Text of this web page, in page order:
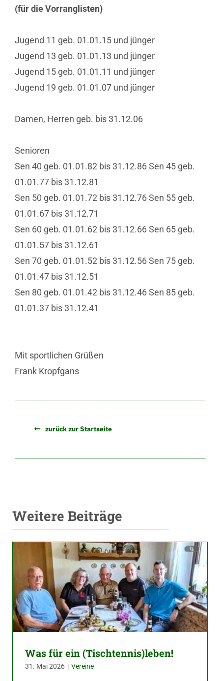
(für die Vorranglisten)
Jugend 11 geb. 01.01.15 und jünger
Jugend 13 geb. 01.01.13 und jünger
Jugend 15 geb. 01.01.11 und jünger
Jugend 19 geb. 01.01.07 und jünger
Damen, Herren geb. bis 31.12.06
Senioren
Sen 40 geb. 01.01.82 bis 31.12.86 Sen 45 geb.
01.01.77 bis 31.12.81
Sen 50 geb. 01.01.72 bis 31.12.76 Sen 55 geb.
01.01.67 bis 31.12.71
Sen 60 geb. 01.01.62 bis 31.12.66 Sen 65 geb.
01.01.57 bis 31.12.61
Sen 70 geb. 01.01.52 bis 31.12.56 Sen 75 geb.
01.01.47 bis 31.12.51
Sen 80 geb. 01.01.42 bis 31.12.46 Sen 85 geb.
01.01.37 bis 31.12.41
Mit sportlichen Grüßen
Frank Kropfgans
zurück zur Startseite
Weitere Beiträge
Was für ein (Tischtennis)leben!
31. Mai 2026 | Vereine